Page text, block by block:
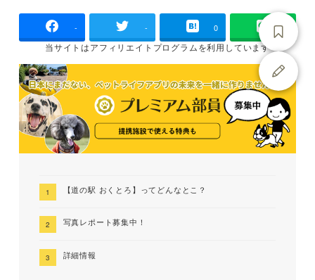
- - 0
当サイトはアフィリエイトプログラムを利用しています
【道の駅 おくとろ】ってどんなとこ？
写真レポート募集中！
詳細情報